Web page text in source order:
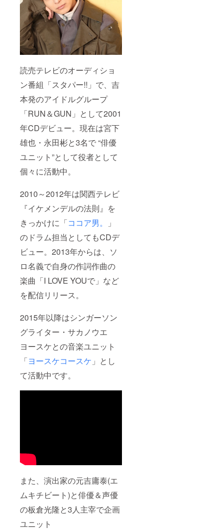
読売テレビのオーディショ
ン番組「スタパー!!」で、吉
本発のアイドルグループ
「RUN＆GUN」として2001
年CDデビュー。現在は宮下
雄也・永田彬と3名で “俳優
ユニット”として役者として
個々に活動中。
2010～2012年は関西テレビ
『イケメンデルの法則』を
きっかけに「ココア男。
」
のドラム担当としてもCDデ
ビュー。2013年からは、ソ
ロ名義で自身の作詞作曲の
楽曲「I LOVE YOUで」など
を配信リリース。
2015年以降はシンガーソン
グライター・サカノウエ
ヨースケとの音楽ユニット
「ヨースケコースケ 」とし
て活動中です。
また、演出家の元吉庸泰(エ
ムキチビート)と俳優＆声優
の板倉光隆と3人主宰で企画
ユニット